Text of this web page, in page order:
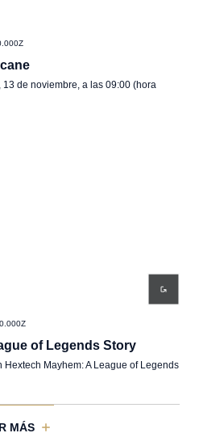
de noviembre, a las 09:00 (hora
of Legends Story
Mayhem: A League of Legends
MÁS